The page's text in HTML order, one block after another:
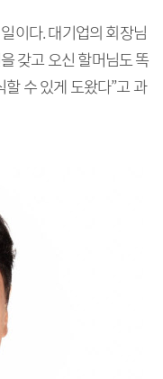
이다. 대기업의 회장님
갖고 오신 할머님도 똑
수 있게 도왔다”고 과